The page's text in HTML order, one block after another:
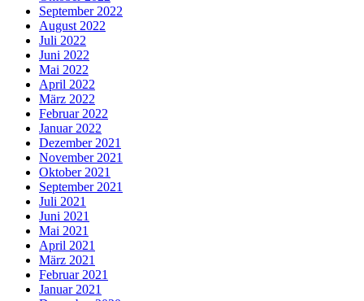
September 2022
August 2022
Juli 2022
Juni 2022
Mai 2022
April 2022
März 2022
Februar 2022
Januar 2022
Dezember 2021
November 2021
Oktober 2021
September 2021
Juli 2021
Juni 2021
Mai 2021
April 2021
März 2021
Februar 2021
Januar 2021